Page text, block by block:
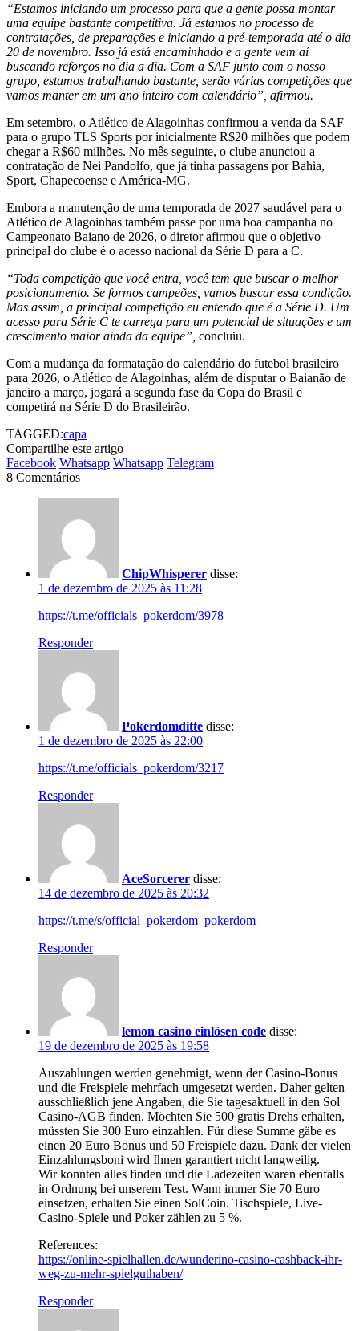
“Estamos iniciando um processo para que a gente possa montar
uma equipe bastante competitiva. Já estamos no processo de
contratações, de preparações e iniciando a pré-temporada até o dia
20 de novembro. Isso já está encaminhado e a gente vem aí
buscando reforços no dia a dia. Com a SAF junto com o nosso
grupo, estamos trabalhando bastante, serão várias competições que
vamos manter em um ano inteiro com calendário”, afirmou.
Em setembro, o Atlético de Alagoinhas confirmou a venda da SAF
para o grupo TLS Sports por inicialmente R$20 milhões que podem
chegar a R$60 milhões. No mês seguinte, o clube anunciou a
contratação de Nei Pandolfo, que já tinha passagens por Bahia,
Sport, Chapecoense e América-MG.
Embora a manutenção de uma temporada de 2027 saudável para o
Atlético de Alagoinhas também passe por uma boa campanha no
Campeonato Baiano de 2026, o diretor afirmou que o objetivo
principal do clube é o acesso nacional da Série D para a C.
“Toda competição que você entra, você tem que buscar o melhor
posicionamento. Se formos campeões, vamos buscar essa condição.
Mas assim, a principal competição eu entendo que é a Série D. Um
acesso para Série C te carrega para um potencial de situações e um
crescimento maior ainda da equipe”, concluiu.
Com a mudança da formatação do calendário do futebol brasileiro
para 2026, o Atlético de Alagoinhas, além de disputar o Baianão de
janeiro a março, jogará a segunda fase da Copa do Brasil e
competirá na Série D do Brasileirão.
TAGGED:capa
Compartilhe este artigo
Facebook Whatsapp Whatsapp Telegram
8 Comentários
ChipWhisperer disse:
1 de dezembro de 2025 às 11:28
https://t.me/officials_pokerdom/3978
Responder
Pokerdomditte disse:
1 de dezembro de 2025 às 22:00
https://t.me/officials_pokerdom/3217
Responder
AceSorcerer disse:
14 de dezembro de 2025 às 20:32
https://t.me/s/official_pokerdom_pokerdom
Responder
lemon casino einlösen code disse:
19 de dezembro de 2025 às 19:58
Auszahlungen werden genehmigt, wenn der Casino-Bonus
und die Freispiele mehrfach umgesetzt werden. Daher gelten
ausschließlich jene Angaben, die Sie tagesaktuell in den Sol
Casino-AGB finden. Möchten Sie 500 gratis Drehs erhalten,
müssten Sie 300 Euro einzahlen. Für diese Summe gäbe es
einen 20 Euro Bonus und 50 Freispiele dazu. Dank der vielen
Einzahlungsboni wird Ihnen garantiert nicht langweilig.
Wir konnten alles finden und die Ladezeiten waren ebenfalls
in Ordnung bei unserem Test. Wann immer Sie 70 Euro
einsetzen, erhalten Sie einen SolCoin. Tischspiele, Live-
Casino-Spiele und Poker zählen zu 5 %.
References:
https://online-spielhallen.de/wunderino-casino-cashback-ihr-
weg-zu-mehr-spielguthaben/
Responder